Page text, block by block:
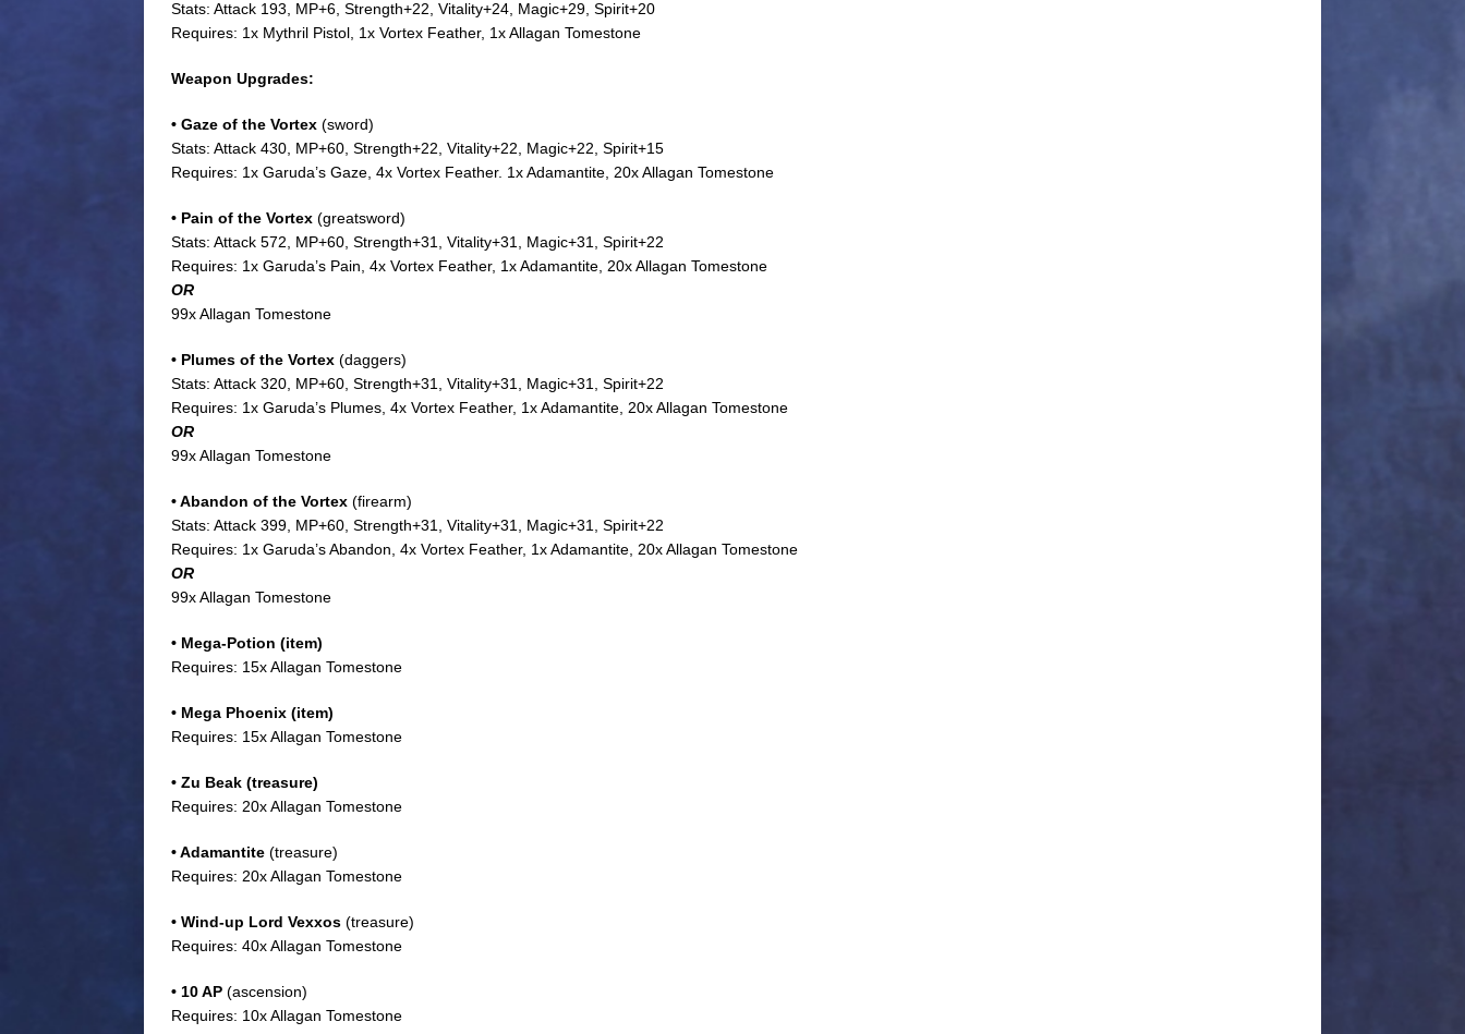
Stats: Attack 193, MP+6, Strength+22, Vitality+24, Magic+29, Spirit+20
Requires: 1x Mythril Pistol, 1x Vortex Feather, 1x Allagan Tomestone
Weapon Upgrades:
• Gaze of the Vortex (sword)
Stats: Attack 430, MP+60, Strength+22, Vitality+22, Magic+22, Spirit+15
Requires: 1x Garuda’s Gaze, 4x Vortex Feather. 1x Adamantite, 20x Allagan Tomestone
• Pain of the Vortex (greatsword)
Stats: Attack 572, MP+60, Strength+31, Vitality+31, Magic+31, Spirit+22
Requires: 1x Garuda’s Pain, 4x Vortex Feather, 1x Adamantite, 20x Allagan Tomestone
OR
99x Allagan Tomestone
• Plumes of the Vortex (daggers)
Stats: Attack 320, MP+60, Strength+31, Vitality+31, Magic+31, Spirit+22
Requires: 1x Garuda’s Plumes, 4x Vortex Feather, 1x Adamantite, 20x Allagan Tomestone
OR
99x Allagan Tomestone
• Abandon of the Vortex (firearm)
Stats: Attack 399, MP+60, Strength+31, Vitality+31, Magic+31, Spirit+22
Requires: 1x Garuda’s Abandon, 4x Vortex Feather, 1x Adamantite, 20x Allagan Tomestone
OR
99x Allagan Tomestone
• Mega-Potion (item)
Requires: 15x Allagan Tomestone
• Mega Phoenix (item)
Requires: 15x Allagan Tomestone
• Zu Beak (treasure)
Requires: 20x Allagan Tomestone
• Adamantite (treasure)
Requires: 20x Allagan Tomestone
• Wind-up Lord Vexxos (treasure)
Requires: 40x Allagan Tomestone
• 10 AP (ascension)
Requires: 10x Allagan Tomestone